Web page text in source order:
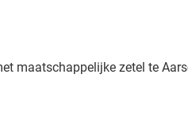
maatschappelijke zetel te